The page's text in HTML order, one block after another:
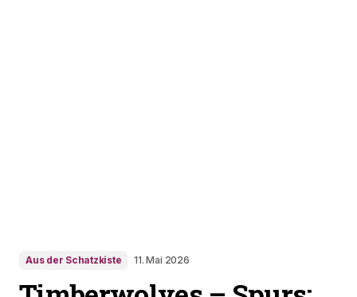
Aus der Schatzkiste 11. Mai 2026